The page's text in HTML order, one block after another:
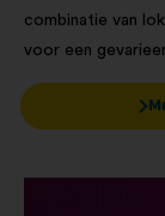
combinatie van
voor een